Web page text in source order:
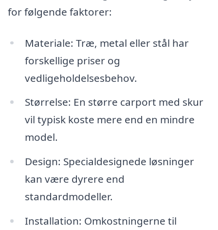
for følgende faktorer:
Materiale: Træ, metal eller stål har
forskellige priser og
vedligeholdelsesbehov.
Størrelse: En større carport med skur
vil typisk koste mere end en mindre
model.
Design: Specialdesignede løsninger
kan være dyrere end
standardmodeller.
Installation: Omkostningerne til